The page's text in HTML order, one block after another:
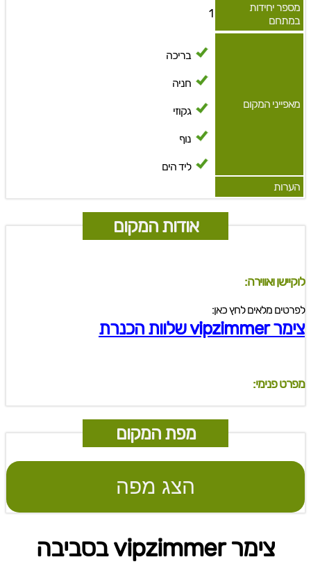
מספר יחידות
במתחם
1
מאפייני המקום
בריכה
חניה
גקוזי
נוף
ליד הים
הערות
אודות המקום
לוקיישן ואווירה:
לפרטים מלאים לחץ כאן:
צימר vipzimmer שלוות הכנרת
מפרט פנימי:
מפת המקום
הצג מפה
צימר vipzimmer בסביבה